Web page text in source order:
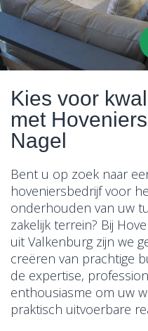
Kies voor
met
Nagel
Bent u op zoek naar
hoveniersbedrijf voor
onderhouden van uw
zakelijk terrein? Bij
uit Valkenburg zijn we
creëren van prachtige
de expertise,
enthousiasme om uw
praktisch uitvoerbare